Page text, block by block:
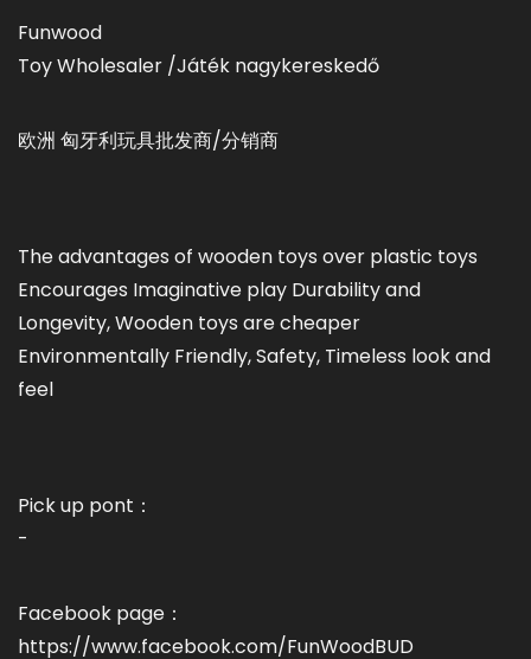
Funwood
Toy Wholesaler /Játék nagykereskedő
欧洲 匈牙利玩具批发商/分销商
The advantages of wooden toys over plastic toys
Encourages Imaginative play Durability and
Longevity, Wooden toys are cheaper
Environmentally Friendly, Safety, Timeless look and
feel
Pick up pont：
-
Facebook page：
https://www.facebook.com/FunWoodBUD